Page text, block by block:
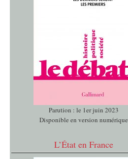
Parution : le 1er juin 2023
Disponible en version numérique
L’État en France